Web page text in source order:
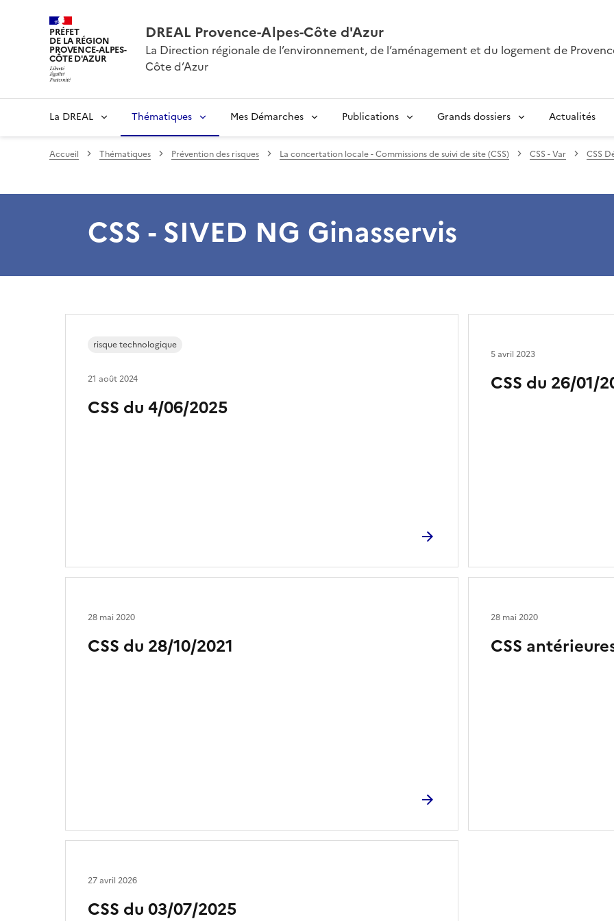
PRÉFET
DE LA RÉGION
PROVENCE-ALPES-
CÔTE D'AZUR
DREAL Provence-Alpes-Côte d'Azur
La Direction régionale de l’environnement, de l’aménagement et du logement de
Côte d’Azur
La DREAL Thématiques Mes Démarches Publications Grands dossiers Actualités
Accueil Thématiques Prévention des risques La concertation locale - Commissions de suivi de site (CSS) CSS - Var CSS
CSS - SIVED NG Ginasservis
CSS du 4/06/2025
risque technologique
21 août 2024 CSS du 26/01/
5 avril 2023
CSS du 28/10/2021
28 mai 2020
CSS
28 mai 2020
CSS du 03/07/2025
27 avril 2026